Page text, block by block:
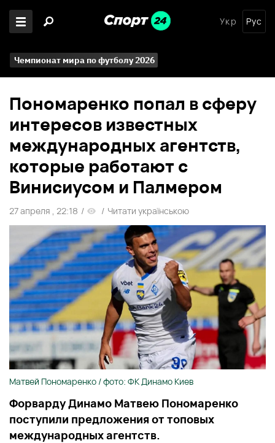
Укр Рус
Чемпионат мира по футболу 2026
Пономаренко попал в сферу
интересов известных
международных агентств,
которые работают с
Винисиусом и Палмером
27 апреля , 22:18 / / Читати українською
Матвей Пономаренко / фото: ФК Динамо Киев
Форварду Динамо Матвею Пономаренко
поступили предложения от топовых
международных агентств.